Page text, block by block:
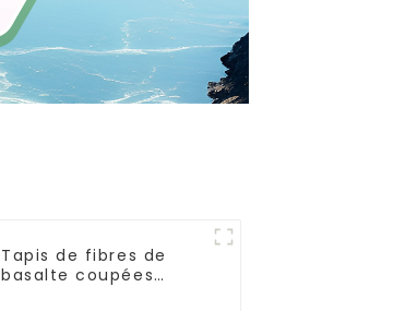
Tapis de fibres de
basalte coupées